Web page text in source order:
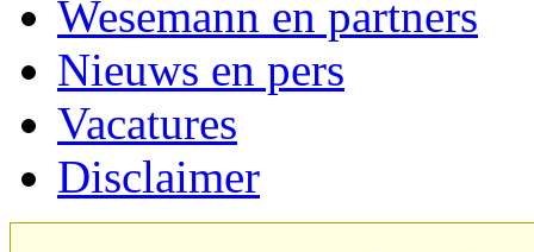
Wesemann en partners
Nieuws en pers
Vacatures
Disclaimer